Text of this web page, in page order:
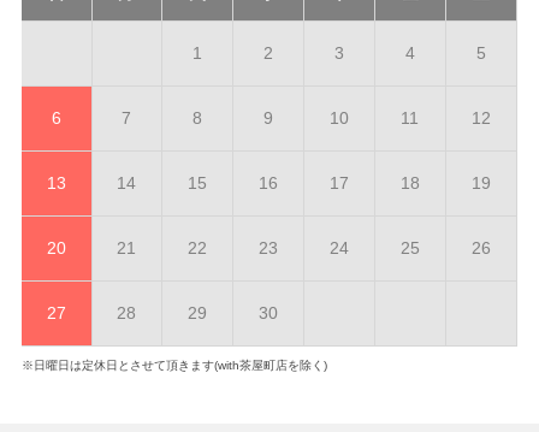
1 2 3 4 5
6 7 8 9 10 11 12
13 14 15 16 17 18 19
20 21 22 23 24 25 26
27 28 29 30
※日曜日は定休日とさせて頂きます(with茶屋町店を除く)